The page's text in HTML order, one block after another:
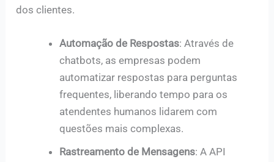
dos clientes.
Automação de Respostas: Através de
chatbots, as empresas podem
automatizar respostas para perguntas
frequentes, liberando tempo para os
atendentes humanos lidarem com
questões mais complexas.
Rastreamento de Mensagens: A API